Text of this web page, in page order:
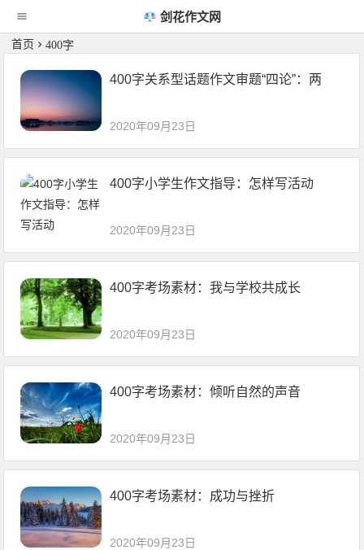
剑花作文网
首页 400字
400字关系型话题作文审题“四论”：两
2020年09月23日
400字小学生作文指导：怎样写活动
2020年09月23日
400字考场素材：我与学校共成长
2020年09月23日
400字考场素材：倾听自然的声音
2020年09月23日
400字考场素材：成功与挫折
2020年09月23日